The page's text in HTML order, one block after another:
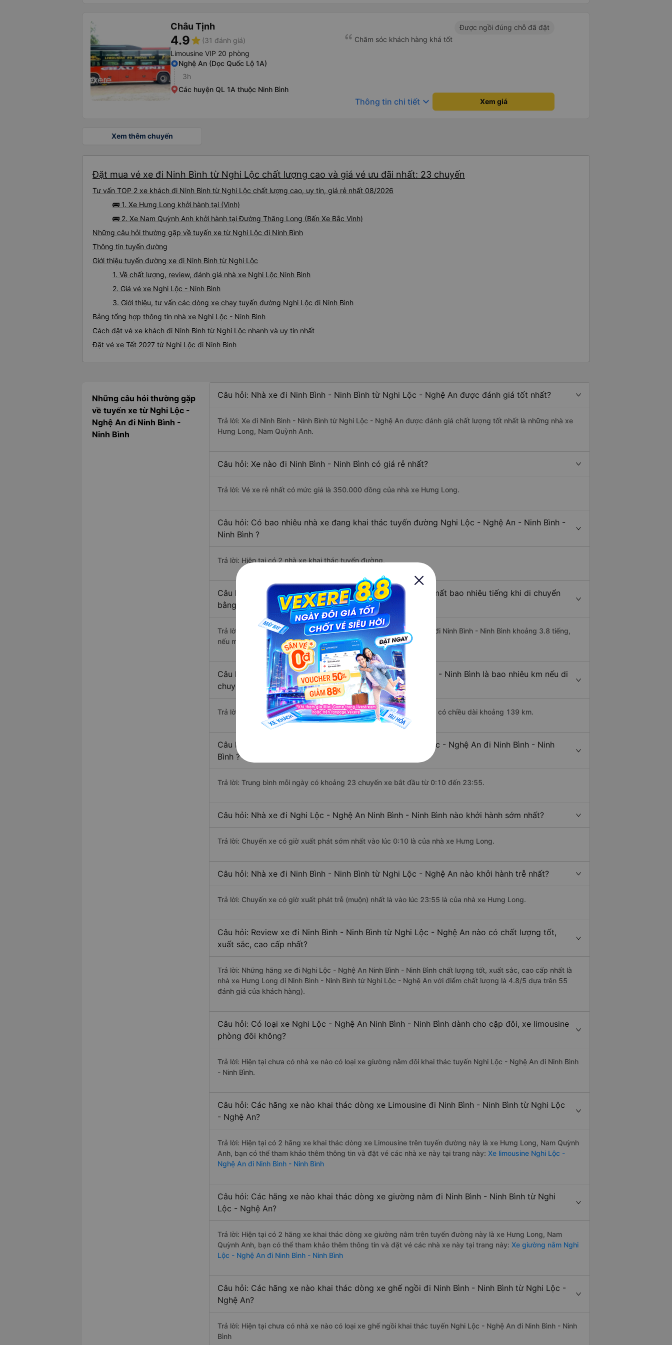
Châu Tịnh
4.9star (31 đánh giá)
Limousine VIP 20 phòng
Nghệ An (Dọc Quốc Lộ 1A)
3h
Các huyện QL 1A thuộc Ninh Bình
Được ngồi đúng chỗ đã đặt
Chăm sóc khách hàng khá tốt
Thông tin chi tiết keyboard_arrow_down Xem giá
Xem thêm chuyến
Đặt mua vé xe đi Ninh Bình từ Nghi Lộc chất lượng cao và giá vé ưu đãi nhất: 23 chuyến
Tư vấn TOP 2 xe khách đi Ninh Bình từ Nghi Lộc chất lượng cao, uy tín, giá rẻ nhất 08/2026
🚌 1. Xe Hưng Long khởi hành tại (Vinh)
🚌 2. Xe Nam Quỳnh Anh khởi hành tại Đường Thăng Long (Bến Xe Bắc Vinh)
Những câu hỏi thường gặp về tuyến xe từ Nghi Lộc đi Ninh Bình
Thông tin tuyến đường
Giới thiệu tuyến đường xe đi Ninh Bình từ Nghi Lộc
1. Về chất lượng, review, đánh giá nhà xe Nghi Lộc Ninh Bình
2. Giá vé xe Nghi Lộc - Ninh Bình
3. Giới thiệu, tư vấn các dòng xe chạy tuyến đường Nghi Lộc đi Ninh Bình
Bảng tổng hợp thông tin nhà xe Nghi Lộc - Ninh Bình
Cách đặt vé xe khách đi Ninh Bình từ Nghi Lộc nhanh và uy tín nhất
Đặt vé xe Tết 2027 từ Nghi Lộc đi Ninh Bình
Những câu hỏi thường gặp
về tuyến xe từ Nghi Lộc -
Nghệ An đi Ninh Bình -
Ninh Bình
Câu hỏi: Nhà xe đi Ninh Bình - Ninh Bình từ Nghi Lộc - Nghệ An được đánh giá tốt nhất?
Trả lời: Xe đi Ninh Bình - Ninh Bình từ Nghi Lộc - Nghệ An được đánh giá chất lượng tốt nhất là những nhà xe
Hưng Long, Nam Quỳnh Anh.
Câu hỏi: Xe nào đi Ninh Bình - Ninh Bình có giá rẻ nhất?
Trả lời: Vé xe rẻ nhất có mức giá là 350.000 đồng của nhà xe Hưng Long.
Câu hỏi: Có bao nhiêu nhà xe đang khai thác tuyến đường Nghi Lộc - Nghệ An - Ninh Bình -
Ninh Bình ?
Trả lời: Hiện tại có 2 nhà xe khai thác tuyến đường.
Câu hỏi: Từ Nghi Lộc - Nghệ An đi Ninh Bình - Ninh Bình mất bao nhiêu tiếng khi di chuyển
bằng xe khách?
Trả lời: Thời gian di chuyển bằng xe khách từ Nghi Lộc - Nghệ An đi Ninh Bình - Ninh Bình khoảng 3.8 tiếng,
nếu mật độ giao thông thuận lợi.
Câu hỏi: Khoảng cách từ Nghi Lộc - Nghệ An đi Ninh Bình - Ninh Bình là bao nhiêu km nếu di
chuyển bằng xe khách?
Trả lời: Đoạn đường đi Ninh Bình - Ninh Bình từ Nghi Lộc - Nghệ An có chiều dài khoảng 139 km.
Câu hỏi: Mỗi ngày có bao nhiêu chuyến xe khách Nghi Lộc - Nghệ An đi Ninh Bình - Ninh
Bình ?
Trả lời: Trung bình mỗi ngày có khoảng 23 chuyến xe bắt đầu từ 0:10 đến 23:55.
Câu hỏi: Nhà xe đi Nghi Lộc - Nghệ An Ninh Bình - Ninh Bình nào khởi hành sớm nhất?
Trả lời: Chuyến xe có giờ xuất phát sớm nhất vào lúc 0:10 là của nhà xe Hưng Long.
Câu hỏi: Nhà xe đi Ninh Bình - Ninh Bình từ Nghi Lộc - Nghệ An nào khởi hành trễ nhất?
Trả lời: Chuyến xe có giờ xuất phát trễ (muộn) nhất là vào lúc 23:55 là của nhà xe Hưng Long.
Câu hỏi: Review xe đi Ninh Bình - Ninh Bình từ Nghi Lộc - Nghệ An nào có chất lượng tốt,
xuất sắc, cao cấp nhất?
Trả lời: Những hãng xe đi Nghi Lộc - Nghệ An Ninh Bình - Ninh Bình chất lượng tốt, xuất sắc, cao cấp nhất là
nhà xe Hưng Long đi Ninh Bình - Ninh Bình từ Nghi Lộc - Nghệ An với điểm chất lượng là 4.8/5 dựa trên 55
đánh giá của khách hàng).
Câu hỏi: Có loại xe Nghi Lộc - Nghệ An Ninh Bình - Ninh Bình dành cho cặp đôi, xe limousine
phòng đôi không?
Trả lời: Hiện tại chưa có nhà xe nào có loại xe giường nằm đôi khai thác tuyến Nghi Lộc - Nghệ An đi Ninh Bình
- Ninh Bình.
Câu hỏi: Các hãng xe nào khai thác dòng xe Limousine đi Ninh Bình - Ninh Bình từ Nghi Lộc
- Nghệ An?
Trả lời: Hiện tại có 2 hãng xe khai thác dòng xe Limousine trên tuyến đường này là xe Hưng Long, Nam Quỳnh
Anh, bạn có thể tham khảo thêm thông tin và đặt vé các nhà xe này tại trang này: Xe limousine Nghi Lộc -
Nghệ An đi Ninh Bình - Ninh Bình
Câu hỏi: Các hãng xe nào khai thác dòng xe giường nằm đi Ninh Bình - Ninh Bình từ Nghi
Lộc - Nghệ An?
Trả lời: Hiện tại có 2 hãng xe khai thác dòng xe giường nằm trên tuyến đường này là xe Hưng Long, Nam
Quỳnh Anh, bạn có thể tham khảo thêm thông tin và đặt vé các nhà xe này tại trang này: Xe giường nằm Nghi
Lộc - Nghệ An đi Ninh Bình - Ninh Bình
Câu hỏi: Các hãng xe nào khai thác dòng xe ghế ngồi đi Ninh Bình - Ninh Bình từ Nghi Lộc -
Nghệ An?
Trả lời: Hiện tại chưa có nhà xe nào có loại xe ghế ngồi khai thác tuyến Nghi Lộc - Nghệ An đi Ninh Bình - Ninh
Bình